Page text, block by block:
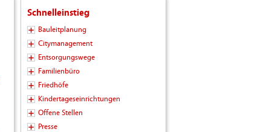
Schnelleinstieg
Bauleitplanung
Citymanagement
Entsorgungswege
Familienbüro
Friedhöfe
Kindertageseinrichtungen
Offene Stellen
Presse